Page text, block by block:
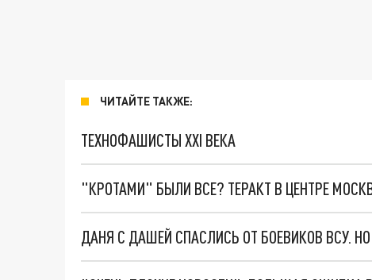
ЧИТАЙТЕ ТАКЖЕ:
ТЕХНОФАШИСТЫ XXI ВЕКА
"КРОТАМИ" БЫЛИ ВСЕ? ТЕРАКТ В ЦЕНТРЕ
ДАНЯ С ДАШЕЙ СПАСЛИСЬ ОТ БОЕВИКОВ ВСУ.